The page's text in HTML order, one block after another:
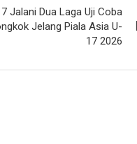
Jalani Dua Laga Uji Coba
Jelang Piala Asia U-
17 2026